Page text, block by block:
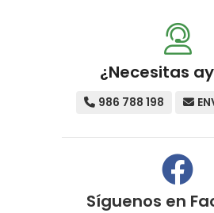
¿Necesitas
986 788 198
Síguenos en